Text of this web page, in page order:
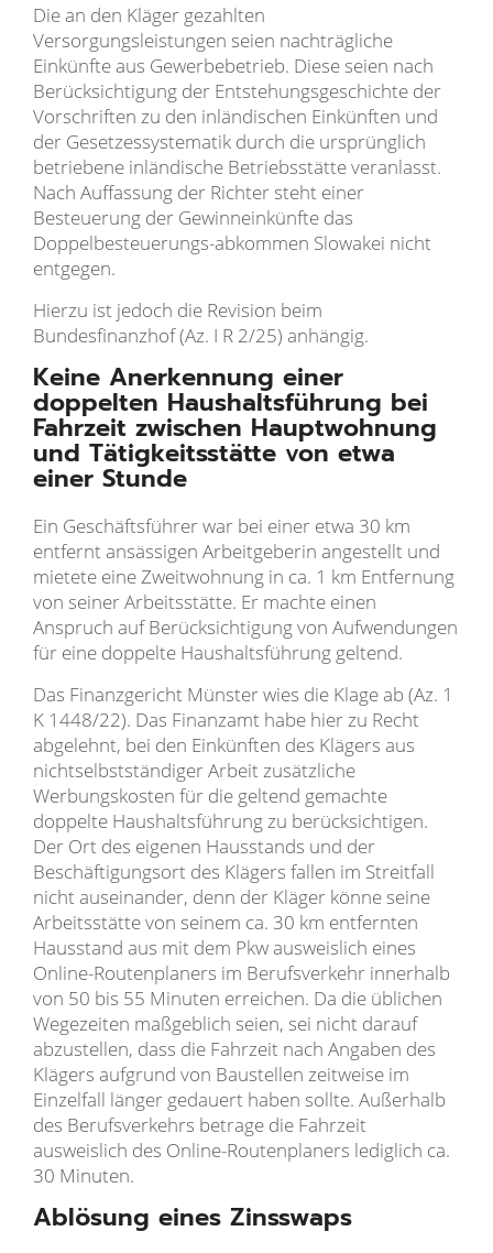
Die an den Kläger gezahlten
Versorgungsleistungen seien nachträgliche
Einkünfte aus Gewerbebetrieb. Diese seien nach
Berücksichtigung der Entstehungsgeschichte der
Vorschriften zu den inländischen Einkünften und
der Gesetzessystematik durch die ursprünglich
betriebene inländische Betriebsstätte veranlasst.
Nach Auffassung der Richter steht einer
Besteuerung der Gewinneinkünfte das
Doppelbesteuerungs-abkommen Slowakei nicht
entgegen.
Hierzu ist jedoch die Revision beim
Bundesfinanzhof (Az. I R 2/25) anhängig.
Keine Anerkennung einer
doppelten Haushaltsführung bei
Fahrzeit zwischen Hauptwohnung
und Tätigkeitsstätte von etwa
einer Stunde
Ein Geschäftsführer war bei einer etwa 30 km
entfernt ansässigen Arbeitgeberin angestellt und
mietete eine Zweitwohnung in ca. 1 km Entfernung
von seiner Arbeitsstätte. Er machte einen
Anspruch auf Berücksichtigung von Aufwendungen
für eine doppelte Haushaltsführung geltend.
Das Finanzgericht Münster wies die Klage ab (Az. 1
K 1448/22). Das Finanzamt habe hier zu Recht
abgelehnt, bei den Einkünften des Klägers aus
nichtselbstständiger Arbeit zusätzliche
Werbungskosten für die geltend gemachte
doppelte Haushaltsführung zu berücksichtigen.
Der Ort des eigenen Hausstands und der
Beschäftigungsort des Klägers fallen im Streitfall
nicht auseinander, denn der Kläger könne seine
Arbeitsstätte von seinem ca. 30 km entfernten
Hausstand aus mit dem Pkw ausweislich eines
Online-Routenplaners im Berufsverkehr innerhalb
von 50 bis 55 Minuten erreichen. Da die üblichen
Wegezeiten maßgeblich seien, sei nicht darauf
abzustellen, dass die Fahrzeit nach Angaben des
Klägers aufgrund von Baustellen zeitweise im
Einzelfall länger gedauert haben sollte. Außerhalb
des Berufsverkehrs betrage die Fahrzeit
ausweislich des Online-Routenplaners lediglich ca.
30 Minuten.
Ablösung eines Zinsswaps